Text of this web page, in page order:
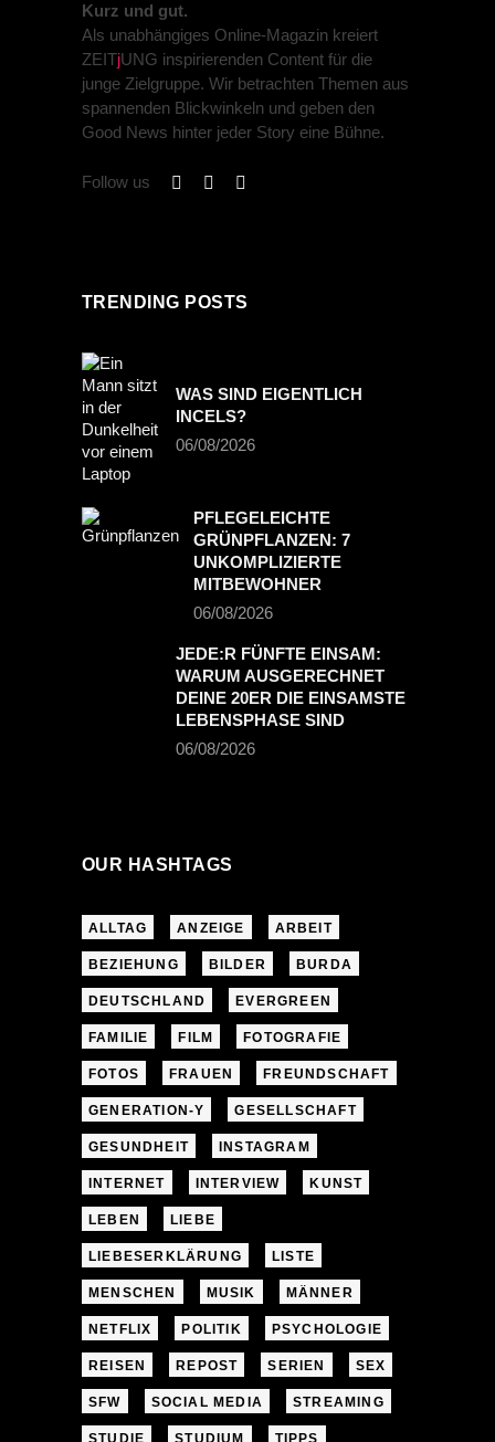
Kurz und gut.
Als unabhängiges Online-Magazin kreiert
ZEITjUNG inspirierenden Content für die
junge Zielgruppe. Wir betrachten Themen aus
spannenden Blickwinkeln und geben den
Good News hinter jeder Story eine Bühne.
Follow us
TRENDING POSTS
WAS SIND EIGENTLICH
INCELS?
06/08/2026
PFLEGELEICHTE
GRÜNPFLANZEN: 7
UNKOMPLIZIERTE
MITBEWOHNER
06/08/2026
JEDE:R FÜNFTE EINSAM:
WARUM AUSGERECHNET
DEINE 20ER DIE EINSAMSTE
LEBENSPHASE SIND
06/08/2026
OUR HASHTAGS
ALLTAG ANZEIGE ARBEIT
BEZIEHUNG BILDER BURDA
DEUTSCHLAND EVERGREEN
FAMILIE FILM FOTOGRAFIE
FOTOS FRAUEN FREUNDSCHAFT
GENERATION-Y GESELLSCHAFT
GESUNDHEIT INSTAGRAM
INTERNET INTERVIEW KUNST
LEBEN LIEBE
LIEBESERKLÄRUNG LISTE
MENSCHEN MUSIK MÄNNER
NETFLIX POLITIK PSYCHOLOGIE
REISEN REPOST SERIEN SEX
SFW SOCIAL MEDIA STREAMING
STUDIE STUDIUM TIPPS